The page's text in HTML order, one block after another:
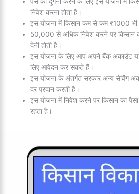
निवेश करना होता है।
इस योजना में किसान कम से कम ₹1000
50,000 से अधिक निवेश करने पर किसान
देनी होती है।
इस योजना के लिए आप अपने बैंक अकाउंट या
लिए आवेदन कर सकते हैं।
इस योजना के अंतर्गत सरकार अन्य सेविंग
दर प्रदान करती है।
इस योजना में निवेश करने पर किसान का पैसा
रहता है।